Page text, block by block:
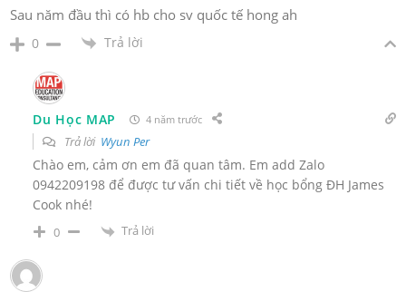
Sau năm đầu thì có hb cho sv quốc tế hong ah
0 Trả lời
Du Học MAP 4 năm trước
Trả lời Wyun Per
Chào em, cảm ơn em đã quan tâm. Em add Zalo
0942209198 để được tư vấn chi tiết về học bổng ĐH James
Cook nhé!
0 Trả lời